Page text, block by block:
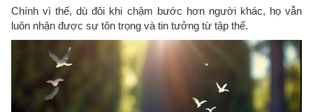
Chính vì thế, dù đôi khi chậm bước hơn người khác, họ vẫn
luôn nhận được sự tôn trọng và tin tưởng từ tập thể.